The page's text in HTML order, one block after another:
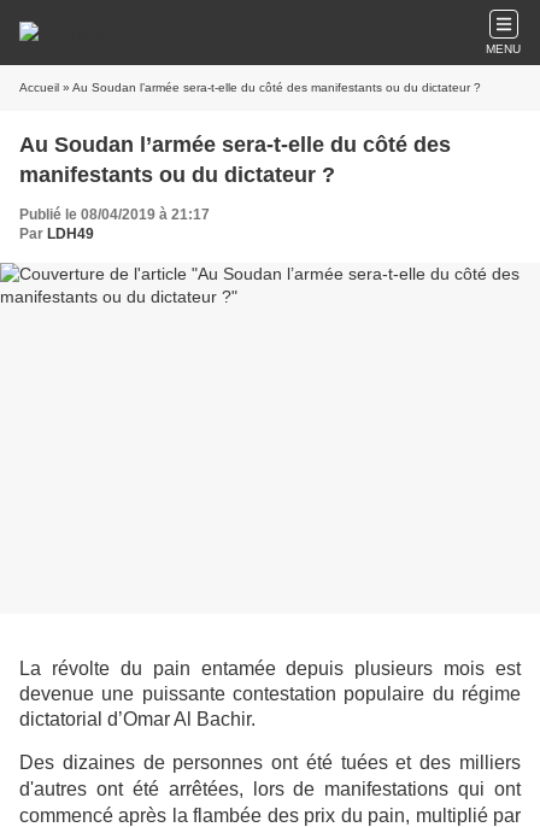
MENU
Accueil » Au Soudan l’armée sera-t-elle du côté des manifestants ou du dictateur ?
Au Soudan l’armée sera-t-elle du côté des
manifestants ou du dictateur ?
Publié le 08/04/2019 à 21:17
Par LDH49
La révolte du pain entamée depuis plusieurs mois est
devenue une puissante contestation populaire du régime
dictatorial d’Omar Al Bachir.
Des dizaines de personnes ont été tuées et des milliers
d'autres ont été arrêtées, lors de manifestations qui ont
commencé après la flambée des prix du pain, multiplié par